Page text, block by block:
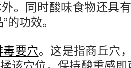
。同时酸味食物还具
的功效。
毒要穴。这是指商丘穴